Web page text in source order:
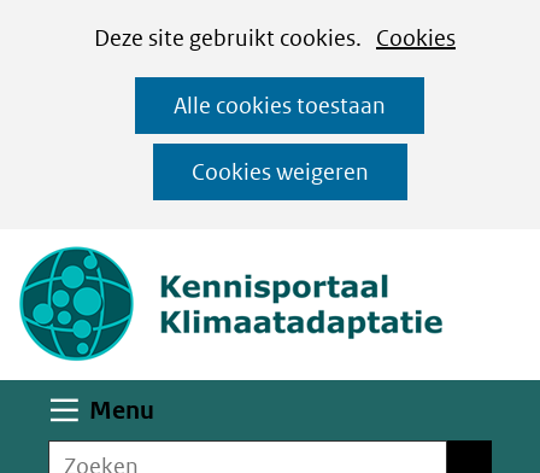
CookiesDeze site gebruikt cookies. Cookies
op
deze
website
worden
toegestaan
Alle cookies toestaan
Cookies weigeren
Ga
naar
de
inhoud
Menu
Zoeken